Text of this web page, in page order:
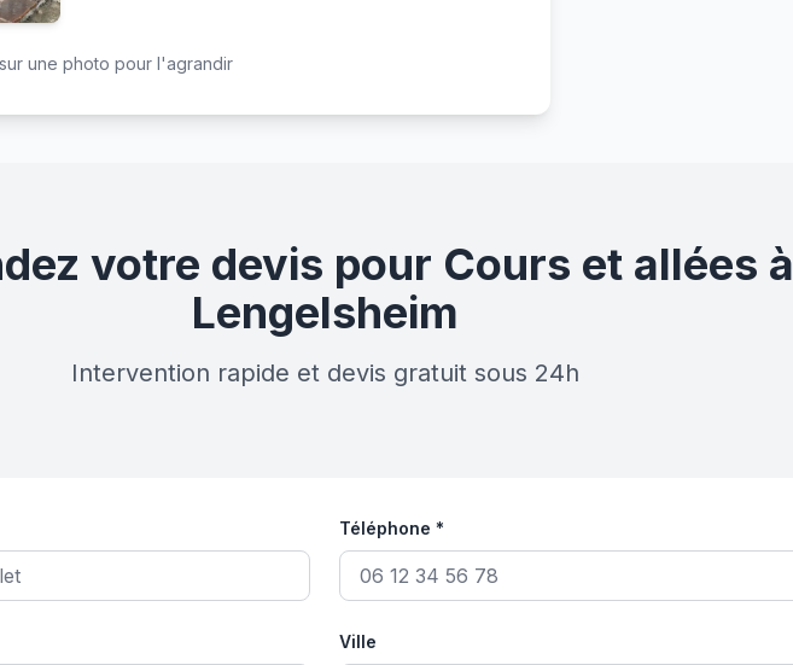
une photo pour l'agrandir
votre devis pour Cours et allées à
Lengelsheim
Intervention rapide et devis gratuit sous 24h
Téléphone *
Ville